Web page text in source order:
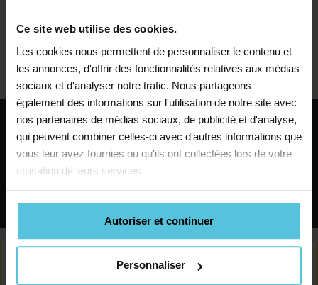
Ce site web utilise des cookies.
Les cookies nous permettent de personnaliser le contenu et
les annonces, d'offrir des fonctionnalités relatives aux médias
sociaux et d'analyser notre trafic. Nous partageons
également des informations sur l'utilisation de notre site avec
nos partenaires de médias sociaux, de publicité et d'analyse,
qui peuvent combiner celles-ci avec d'autres informations que
vous leur avez fournies ou qu'ils ont collectées lors de votre
utilisation de leurs services.
Autoriser et continuer
Personnaliser
échanges réguliers
Pour suivre vos progrès, je fais le point
avec votre enseignant et vous rappelle
pour m’assurer que les cours
répondent bien à vos objectifs.
instrument. Développez le talent de vos futurs élèves !
Devenir prof de musique
à Bougival
Rechercher